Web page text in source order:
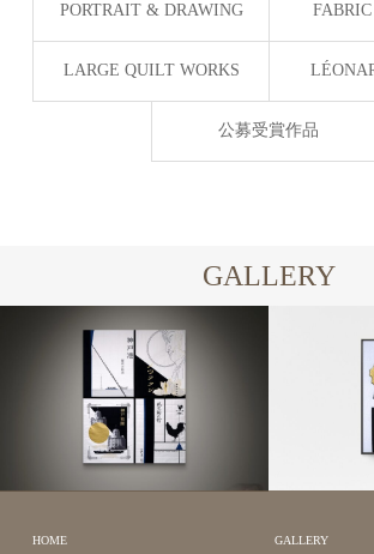
PORTRAIT & DRAWING
LARGE QUILT WORKS
公募受賞作品
GALLERY
LARGE QUILT WORKS
HOME GALLERY